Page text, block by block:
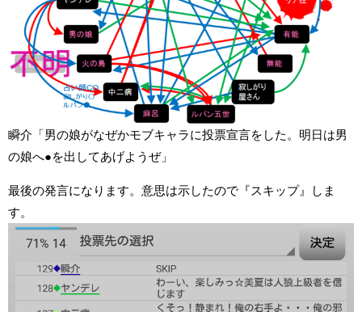
瞬介「男の娘がなぜかモブキャラに投票宣言をした。明日は男
の娘へ●を出してあげようぜ」
最後の発言になります。意思は示したので『スキップ』しま
す。